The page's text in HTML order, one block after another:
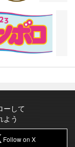
ーして
よう
Follow on X